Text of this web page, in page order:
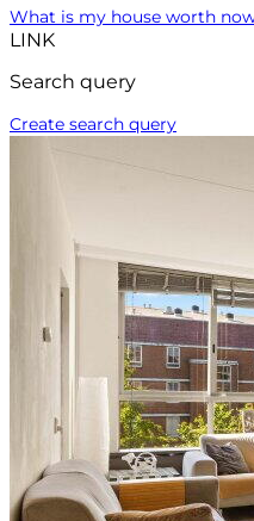
What is my house worth
LINK
Search query
Create search query